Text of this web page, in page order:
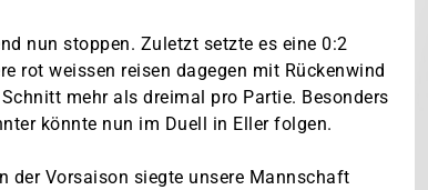
nun stoppen. Zuletzt setzte es eine 0:2
rot weissen reisen dagegen mit Rückenwind
mehr als dreimal pro Partie. Besonders
könnte nun im Duell in Eller folgen.
der Vorsaison siegte unsere Mannschaft